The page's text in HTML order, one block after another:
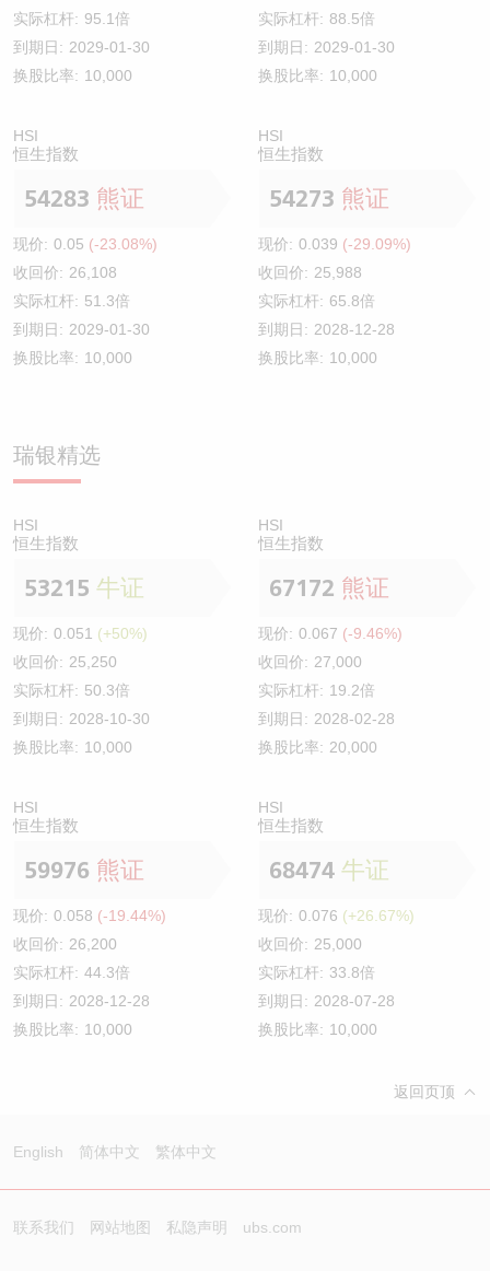
实际杠杆: 95.1倍
到期日: 2029-01-30
换股比率: 10,000
实际杠杆: 88.5倍
到期日: 2029-01-30
换股比率: 10,000
HSI
恒生指数
54283 熊证
现价: 0.05 (-23.08%)
收回价: 26,108
实际杠杆: 51.3倍
到期日: 2029-01-30
换股比率: 10,000
HSI
恒生指数
54273 熊证
现价: 0.039 (-29.09%)
收回价: 25,988
实际杠杆: 65.8倍
到期日: 2028-12-28
换股比率: 10,000
瑞银精选
HSI
恒生指数
53215 牛证
现价: 0.051 (+50%)
收回价: 25,250
实际杠杆: 50.3倍
到期日: 2028-10-30
换股比率: 10,000
HSI
恒生指数
67172 熊证
现价: 0.067 (-9.46%)
收回价: 27,000
实际杠杆: 19.2倍
到期日: 2028-02-28
换股比率: 20,000
HSI
恒生指数
59976 熊证
现价: 0.058 (-19.44%)
收回价: 26,200
实际杠杆: 44.3倍
到期日: 2028-12-28
换股比率: 10,000
HSI
恒生指数
68474 牛证
现价: 0.076 (+26.67%)
收回价: 25,000
实际杠杆: 33.8倍
到期日: 2028-07-28
换股比率: 10,000
返回页顶
English 简体中文 繁体中文
联系我们 网站地图 私隐声明 ubs.com